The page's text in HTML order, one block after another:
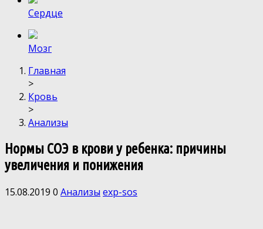
Сердце
Мозг
Главная
>
Кровь
>
Анализы
Нормы СОЭ в крови у ребенка: причины
увеличения и понижения
15.08.2019 0 Анализы exp-sos